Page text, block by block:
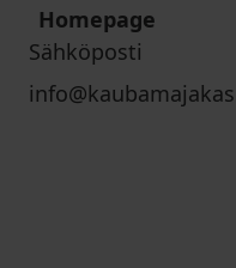
Homepage
Sähköposti